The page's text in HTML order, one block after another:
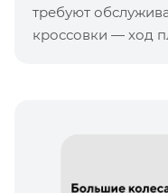
требуют
кроссовки — ход